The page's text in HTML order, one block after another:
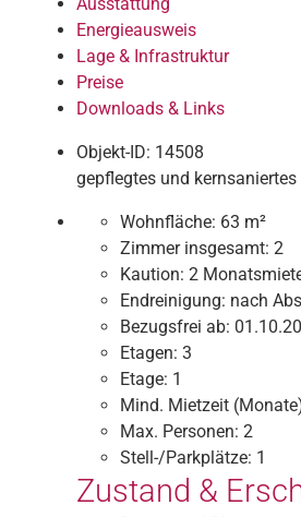
Ausstattung
Energieausweis
Lage & Infrastruktur
Preise
Downloads & Links
Objekt-ID: 14508
gepflegtes und
Wohnfläche: 63 m²
Zimmer insgesamt: 2
Kaution: 2
Endreinigung: nach
Bezugsfrei ab:
Etagen: 3
Etage: 1
Mind. Mietzeit
Max. Personen: 2
Stell-/Parkplätze: 1
Zustand &